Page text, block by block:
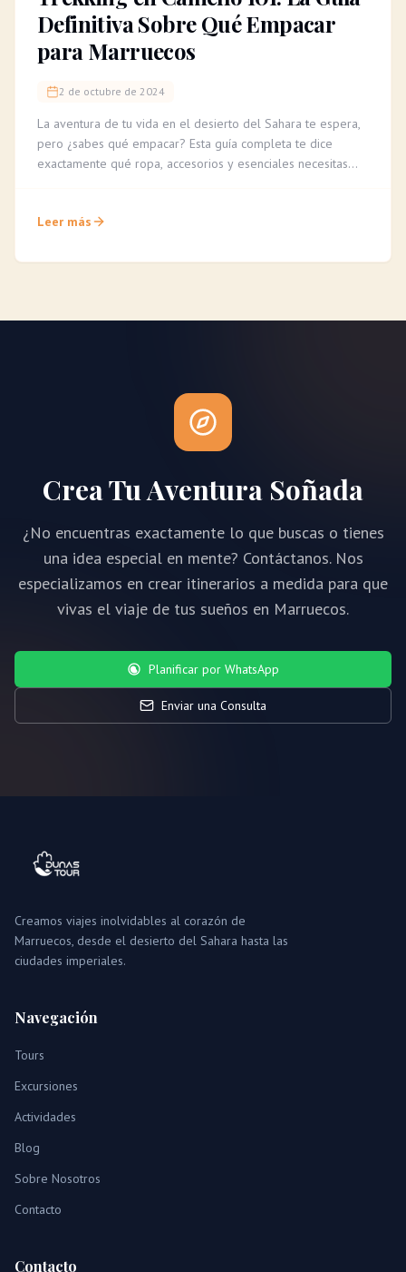
Definitiva Sobre Qué Empacar
para Marruecos
2 de octubre de 2024
La aventura de tu vida en el desierto del Sahara te espera,
pero ¿sabes qué empacar? Esta guía completa te dice
exactamente qué ropa, accesorios y esenciales necesitas
Leer más
Crea Tu Aventura Soñada
¿No encuentras exactamente lo que buscas o tienes
una idea especial en mente? Contáctanos. Nos
especializamos en crear itinerarios a medida para que
vivas el viaje de tus sueños en Marruecos.
Planificar por WhatsApp
Enviar una Consulta
Creamos viajes inolvidables al corazón de
Marruecos, desde el desierto del Sahara hasta las
ciudades imperiales.
Navegación
Tours
Excursiones
Actividades
Blog
Sobre Nosotros
Contacto
Contacto